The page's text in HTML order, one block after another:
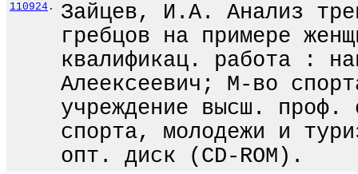
110924 .
Зайцев, И.А. Анализ
гребцов на примере
квалификац. работа :
Алеексеевич; М-во
учреждение высш.
спорта, молодежи и
опт. диск (CD-ROM).